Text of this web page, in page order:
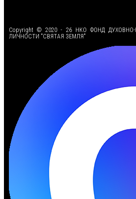
Copyright © 2020 - 26 НКО ФОНД ДУХОВНО-
ЛИЧНОСТИ "СВЯТАЯ ЗЕМЛЯ"